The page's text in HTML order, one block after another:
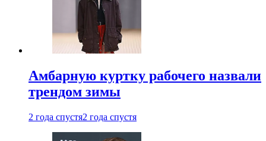
Амбарную куртку рабочего назвали
трендом зимы
2 года спустя2 года спустя